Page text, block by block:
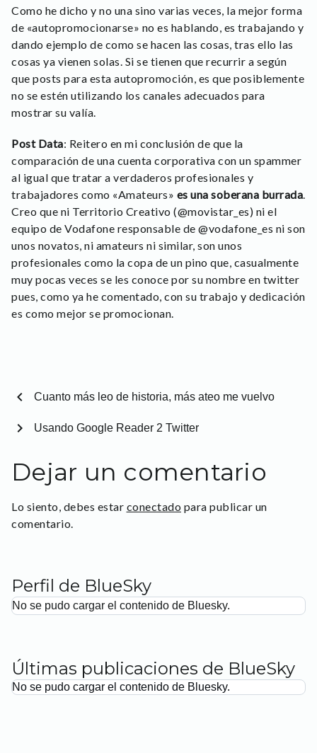
Como he dicho y no una sino varias veces, la mejor forma
de «autopromocionarse» no es hablando, es trabajando y
dando ejemplo de como se hacen las cosas, tras ello las
cosas ya vienen solas. Si se tienen que recurrir a según
que posts para esta autopromoción, es que posiblemente
no se estén utilizando los canales adecuados para
mostrar su valía.
Post Data: Reitero en mi conclusión de que la
comparación de una cuenta corporativa con un spammer
al igual que tratar a verdaderos profesionales y
trabajadores como «Amateurs» es una soberana burrada.
Creo que ni Territorio Creativo (@movistar_es) ni el
equipo de Vodafone responsable de @vodafone_es ni son
unos novatos, ni amateurs ni similar, son unos
profesionales como la copa de un pino que, casualmente
muy pocas veces se les conoce por su nombre en twitter
pues, como ya he comentado, con su trabajo y dedicación
es como mejor se promocionan.
chevron_left Cuanto más leo de historia, más ateo me vuelvo
Usando Google Reader 2 Twitter
chevron_right
Dejar un comentario
Lo siento, debes estar conectado para publicar un
comentario.
Perfil de BlueSky
No se pudo cargar el contenido de Bluesky.
Últimas publicaciones de BlueSky
No se pudo cargar el contenido de Bluesky.